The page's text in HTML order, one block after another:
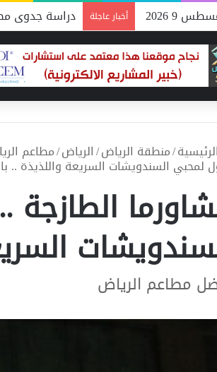
9 2026 أخبار عاجلة دراسة جدوى
الرئيسية/منطقة الرياض/الرياض/مطاعم
لمحبي السندويشات السريعة واللذيذة ..
مطاعم الرياض